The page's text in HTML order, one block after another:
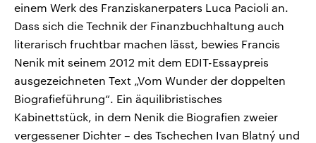
einem Werk des Franziskanerpaters Luca Pacioli an.
Dass sich die Technik der Finanzbuchhaltung auch
literarisch fruchtbar machen lässt, bewies Francis
Nenik mit seinem 2012 mit dem EDIT-Essaypreis
ausgezeichneten Text „Vom Wunder der doppelten
Biografieführung“. Ein äquilibristisches
Kabinettstück, in dem Nenik die Biografien zweier
vergessener Dichter – des Tschechen Ivan Blatný und